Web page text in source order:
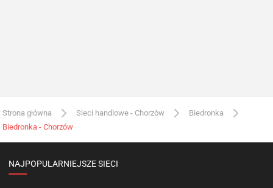
Strona główna Sieci handlowe - Chorzów
Biedronka
Biedronka - Chorzów
NAJPOPULARNIEJSZE SIECI